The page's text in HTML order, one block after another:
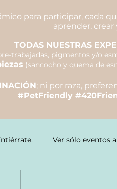
para participar, cada
aprender,
TODAS NUESTRAS
trabajadas, pigmentos y/o
(sancocho y quema de
; ni por raza,
#PetFriendly
Ver sólo eventos